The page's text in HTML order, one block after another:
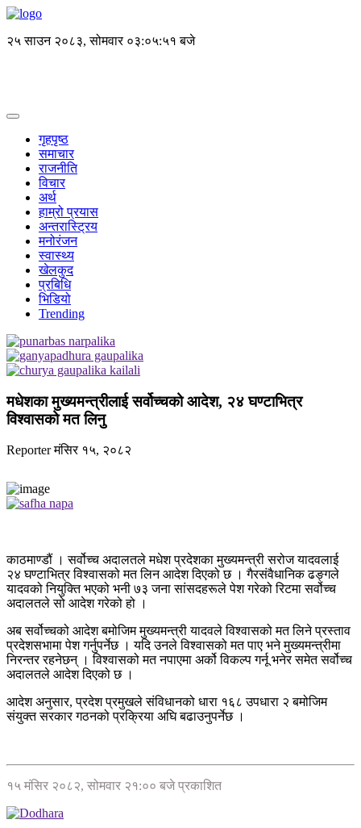
२५ साउन २०८३, सोमवार ०३:०५:५१ बजे
गृहपृष्ठ
समाचार
राजनीति
विचार
अर्थ
हाम्रो प्रयास
अन्तरास्ट्रिय
मनोरंजन
स्वास्थ्य
खेलकुद
प्रबिधि
भिडियो
Trending
मधेशका मुख्यमन्त्रीलाई सर्वोच्चको आदेश, २४ घण्टाभित्र
विश्वासको मत लिनु
Reporterमंसिर १५, २०८२
काठमाण्डौं । सर्वोच्च अदालतले मधेश प्रदेशका मुख्यमन्त्री सरोज यादवलाई
२४ घण्टाभित्र विश्वासको मत लिन आदेश दिएको छ । गैरसंवैधानिक ढङ्गले
यादवको नियुक्ति भएको भनी ७३ जना सांसदहरूले पेश गरेको रिटमा सर्वोच्च
अदालतले सो आदेश गरेको हो ।
अब सर्वोच्चको आदेश बमोजिम मुख्यमन्त्री यादवले विश्वासको मत लिने प्रस्ताव
प्रदेशसभामा पेश गर्नुपर्नेछ । यदि उनले विश्वासको मत पाए भने मुख्यमन्त्रीमा
निरन्तर रहनेछन् । विश्वासको मत नपाएमा अर्को विकल्प गर्नू भनेर समेत सर्वोच्च
अदालतले आदेश दिएको छ ।
आदेश अनुसार, प्रदेश प्रमुखले संविधानको धारा १६८ उपधारा २ बमोजिम
संयुक्त सरकार गठनको प्रक्रिया अघि बढाउनुपर्नेछ ।
१५ मंसिर २०८२, सोमवार २१:०० बजे प्रकाशित